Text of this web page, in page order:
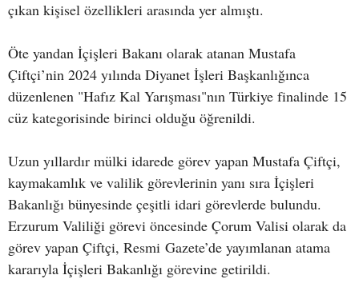
çıkan kişisel özellikleri arasında yer almıştı.
Öte yandan İçişleri Bakanı olarak atanan Mustafa
Çiftçi’nin 2024 yılında Diyanet İşleri Başkanlığınca
düzenlenen "Hafız Kal Yarışması"nın Türkiye finalinde 15
cüz kategorisinde birinci olduğu öğrenildi.
Uzun yıllardır mülki idarede görev yapan Mustafa Çiftçi,
kaymakamlık ve valilik görevlerinin yanı sıra İçişleri
Bakanlığı bünyesinde çeşitli idari görevlerde bulundu.
Erzurum Valiliği görevi öncesinde Çorum Valisi olarak da
görev yapan Çiftçi, Resmi Gazete’de yayımlanan atama
kararıyla İçişleri Bakanlığı görevine getirildi.